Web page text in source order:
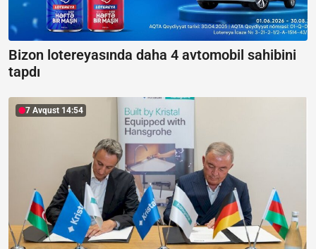
Bizon lotereyasında daha 4 avtomobil sahibini
tapdı
7 Avqust 14:54